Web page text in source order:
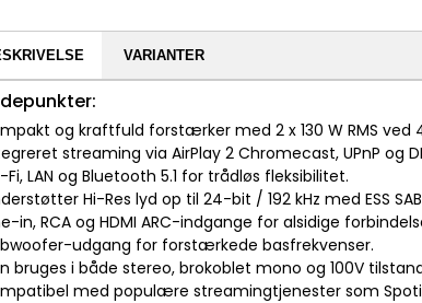
VARIANTER
og kraftfuld forstærker med 2 x 130 W RMS ved
streaming via AirPlay 2 Chromecast, UPnP og
Fi, LAN og Bluetooth 5.1 for trådløs fleksibilitet.
Hi-Res lyd op til 24-bit / 192 kHz med ESS
in, RCA og HDMI ARC-indgange for alsidige
udgang for forstærkede basfrekvenser.
bruges i både stereo, brokoblet mono og 100V
med populære streamingtjenester som